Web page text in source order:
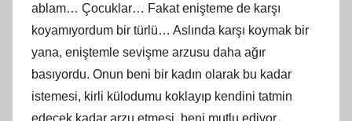
ablam… Çocuklar… Fakat enişteme de karşı
koyamıyordum bir türlü… Aslında karşı koymak bir
yana, eniştemle sevişme arzusu daha ağır
basıyordu. Onun beni bir kadın olarak bu kadar
istemesi, kirli külodumu koklayıp kendini tatmin
edecek kadar arzu etmesi, beni mutlu ediyor,